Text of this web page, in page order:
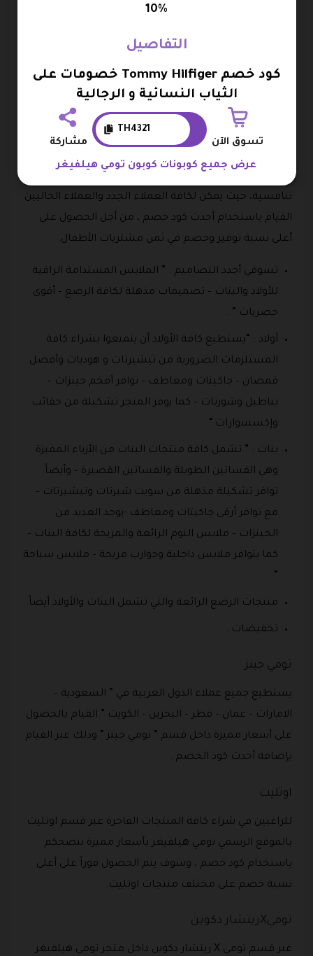
تخفيضات هائلة داخل قسم الرجال والشباب في الموقع
الرسمي تومي هيلفيغر.
تنافسية، حيث يمكن لكافة العملاء الجدد والعملاء الحاليين
القيام باستخدام أحدث كود خصم ، من أجل الحصول على
أعلى نسبة توفير وخصم في ثمن مشتريات الأطفال.
تسوقي أجدد التصاميم : ” الملابس المستدامة الراقية
للأولاد والبنات – تصميمات مذهلة لكافة الرضع – أقوى
حصريات ” .
أولاد : “يستطيع كافة الأولاد أن يتمتعوا بشراء كافة
المستلزمات الضرورية من تيشيرتات و هوديات وأفضل
قمصان – جاكيتات ومعاطف – توافر أفخم جينزات –
بناطيل وشورتات – كما يوفر المتجر تشكيلة من حقائب
وإكسسوارات “.
بنات : ” تشمل كافة منتجات البنات من الأزياء المميزة
وهي الفساتين الطويلة والفساتين القصيرة – وأيضاً
توافر تشكيلة مذهلة من سويت شيرتات وتيشيرتات –
مع توافر أرقى جاكيتات ومعاطف -يوجد العديد من
الجينزات – ملابس النوم الرائعة والمريحة لكافة البنات –
كما يتوافر ملابس داخلية وجوارب مريحة – ملابس سباحة
منتجات الرضع الرائعة والتي تشمل البنات والأولاد أيضاً.
تخفيضات .
تومي جينز
يستطيع جميع عملاء الدول العربية في ” السعودية –
الامارات – عمان – قطر – البحرين – الكويت ” القيام بالحصول
على أسعار مميزة داخل قسم ” تومي جينز ” وذلك عبر القيام
بإضافة أحدث كود الخصم .
اوتليت
للراغبين في شراء كافة المنتجات الفاخرة عبر قسم اوتليت
بالموقع الرسمي تومي هيلفيغر بأسعار مميزة ننصحكم
باستخدام كود خصم ، وسوف يتم الحصول فوراً على أعلى
نسبة خصم على مختلف منتجات اوتليت.
توميXريتشار دكوين
عبر قسم تومي X ريتشار دكوين داخل متجر تومي هيلفيغر
10%
التفاصيل
كود خصم Tommy Hilfiger خصومات على
الثياب النسائية و الرجالية
تسوق الآن
TH4321
مشاركة
عرض جميع كوبونات كوبون تومي هيلفيغر